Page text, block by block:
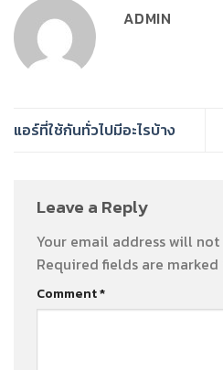
ADMIN
แอร์ที่ใช้กันทั่วไปมีอะไรบ้าง
Leave a Reply
Your email address will not
Required fields are marked
Comment*